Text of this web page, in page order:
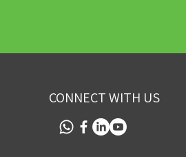
CONNECT WITH US